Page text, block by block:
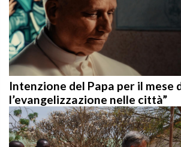
Intenzione del Papa per il mese
l’evangelizzazione nelle città”